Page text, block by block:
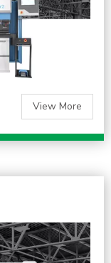
View More